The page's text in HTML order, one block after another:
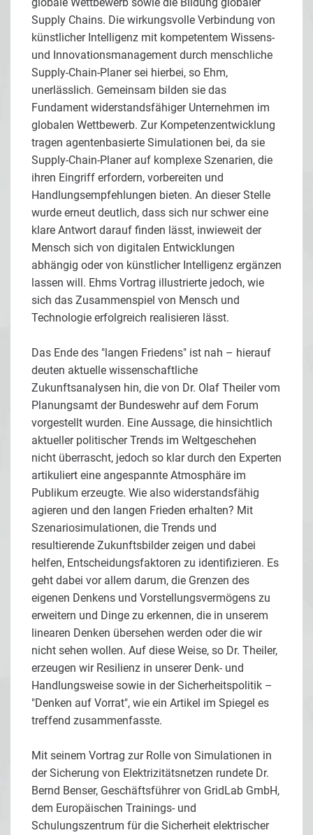
Supply Chains. Die wirkungsvolle Verbindung von
künstlicher Intelligenz mit kompetentem Wissens-
und Innovationsmanagement durch menschliche
Supply-Chain-Planer sei hierbei, so Ehm,
unerlässlich. Gemeinsam bilden sie das
Fundament widerstandsfähiger Unternehmen im
globalen Wettbewerb. Zur Kompetenzentwicklung
tragen agentenbasierte Simulationen bei, da sie
Supply-Chain-Planer auf komplexe Szenarien, die
ihren Eingriff erfordern, vorbereiten und
Handlungsempfehlungen bieten. An dieser Stelle
wurde erneut deutlich, dass sich nur schwer eine
klare Antwort darauf finden lässt, inwieweit der
Mensch sich von digitalen Entwicklungen
abhängig oder von künstlicher Intelligenz ergänzen
lassen will. Ehms Vortrag illustrierte jedoch, wie
sich das Zusammenspiel von Mensch und
Technologie erfolgreich realisieren lässt.
Das Ende des "langen Friedens" ist nah – hierauf
deuten aktuelle wissenschaftliche
Zukunftsanalysen hin, die von Dr. Olaf Theiler vom
Planungsamt der Bundeswehr auf dem Forum
vorgestellt wurden. Eine Aussage, die hinsichtlich
aktueller politischer Trends im Weltgeschehen
nicht überrascht, jedoch so klar durch den Experten
artikuliert eine angespannte Atmosphäre im
Publikum erzeugte. Wie also widerstandsfähig
agieren und den langen Frieden erhalten? Mit
Szenariosimulationen, die Trends und
resultierende Zukunftsbilder zeigen und dabei
helfen, Entscheidungsfaktoren zu identifizieren. Es
geht dabei vor allem darum, die Grenzen des
eigenen Denkens und Vorstellungsvermögens zu
erweitern und Dinge zu erkennen, die in unserem
linearen Denken übersehen werden oder die wir
nicht sehen wollen. Auf diese Weise, so Dr. Theiler,
erzeugen wir Resilienz in unserer Denk- und
Handlungsweise sowie in der Sicherheitspolitik –
"Denken auf Vorrat", wie ein Artikel im Spiegel es
treffend zusammenfasste.
Mit seinem Vortrag zur Rolle von Simulationen in
der Sicherung von Elektrizitätsnetzen rundete Dr.
Bernd Benser, Geschäftsführer von GridLab GmbH,
dem Europäischen Trainings- und
Schulungszentrum für die Sicherheit elektrischer